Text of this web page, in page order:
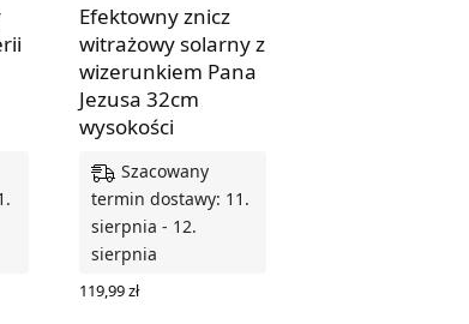
Efektowny znicz
witrażowy solarny z
wizerunkiem Pana
Jezusa 32cm
wysokości
Szacowany
termin dostawy: 11.
sierpnia - 12.
sierpnia
119,99zł